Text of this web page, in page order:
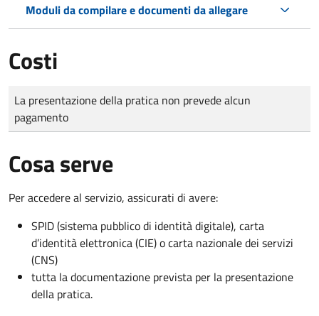
Moduli da compilare e documenti da allegare
Costi
Tipo di pagamento
Importo
La presentazione della pratica non prevede alcun
pagamento
Cosa serve
Per accedere al servizio, assicurati di avere:
SPID (sistema pubblico di identità digitale), carta
d’identità elettronica (CIE) o carta nazionale dei servizi
(CNS)
tutta la documentazione prevista per la presentazione
della pratica.